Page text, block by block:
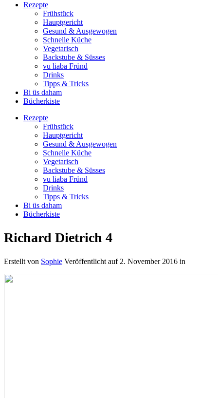
Rezepte
Frühstück
Hauptgericht
Gesund & Ausgewogen
Schnelle Küche
Vegetarisch
Backstube & Süsses
vu liaba Fründ
Drinks
Tipps & Tricks
Bi üs daham
Bücherkiste
Rezepte
Frühstück
Hauptgericht
Gesund & Ausgewogen
Schnelle Küche
Vegetarisch
Backstube & Süsses
vu liaba Fründ
Drinks
Tipps & Tricks
Bi üs daham
Bücherkiste
Richard Dietrich 4
Erstellt von Sophie Veröffentlicht auf 2. November 2016 in